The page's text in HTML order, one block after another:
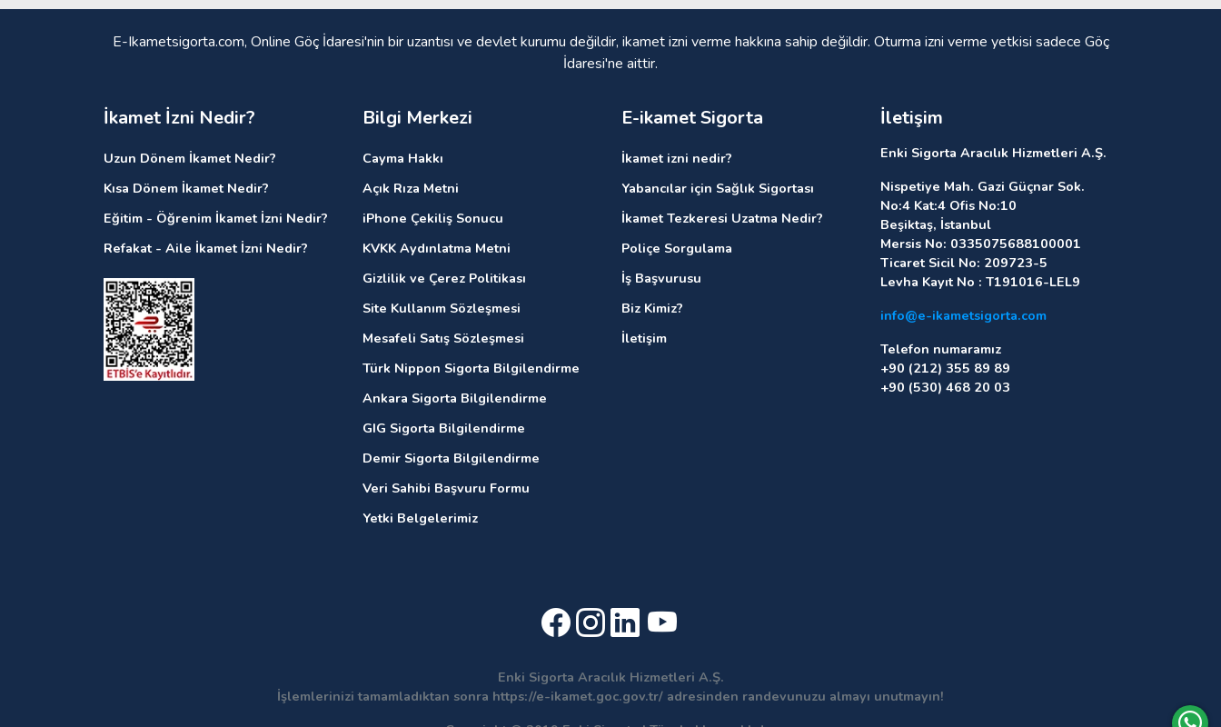
E-Ikametsigorta.com, Online Göç İdaresi'nin bir uzantısı ve devlet kurumu değildir, ikamet izni verme hakkına sahip değildir. Oturma izni verme yetkisi sadece Göç
İdaresi'ne aittir.
İkamet İzni Nedir?
Uzun Dönem İkamet Nedir?
Kısa Dönem İkamet Nedir?
Eğitim - Öğrenim İkamet İzni Nedir?
Refakat - Aile İkamet İzni Nedir?
Bilgi Merkezi
Cayma Hakkı
Açık Rıza Metni
iPhone Çekiliş Sonucu
KVKK Aydınlatma Metni
Gizlilik ve Çerez Politikası
Site Kullanım Sözleşmesi
Mesafeli Satış Sözleşmesi
Türk Nippon Sigorta Bilgilendirme
Ankara Sigorta Bilgilendirme
GIG Sigorta Bilgilendirme
Demir Sigorta Bilgilendirme
Veri Sahibi Başvuru Formu
Yetki Belgelerimiz
E-ikamet Sigorta
İkamet izni nedir?
Yabancılar için Sağlık Sigortası
İkamet Tezkeresi Uzatma Nedir?
Poliçe Sorgulama
İş Başvurusu
Biz Kimiz?
İletişim
İletişim
Enki Sigorta Aracılık Hizmetleri A.Ş.
Nispetiye Mah. Gazi Güçnar Sok.
No:4 Kat:4 Ofis No:10
Beşiktaş, İstanbul
Mersis No: 0335075688100001
Ticaret Sicil No: 209723-5
Levha Kayıt No : T191016-LEL9
info@e-ikametsigorta.com
Telefon numaramız
+90 (212) 355 89 89
+90 (530) 468 20 03
Enki Sigorta Aracılık Hizmetleri A.Ş.
İşlemlerinizi tamamladıktan sonra https://e-ikamet.goc.gov.tr/ adresinden randevunuzu almayı unutmayın!